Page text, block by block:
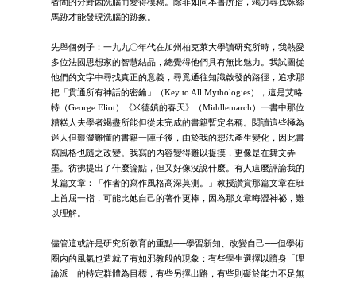
者間的分野因洗腦而變得模糊。除非如同本書所指，竭力尋找蛛絲
馬跡才能發現洗腦的跡象。
先舉個例子：一九九〇年代在加州柏克萊大學讀研究所時，我熱愛
多位法國思想家的智慧結晶，總覺得他們具有無比魅力。我試圖從
他們的文字中尋找真正的意義，尋覓通往知識啟發的路徑，追求那
把「貫通所有神話的密鑰」（Key to All Mythologies），這是艾略
特（George Eliot）《米德鎮的春天》（Middlemarch）一書中那位
糟糕人夫學者竭盡所能但從未完成的書籍暫定名稱。閱讀這些極為
迷人但艱澀難懂的書籍一陣子後，由於我的想法產生變化，因此書
寫風格也隨之改變。我寫的內容變得難以捉摸，更像是在舞文弄
墨。彷彿提出了什麼論點，但又好像沒說什麼。有人這麼評論我的
某篇文章：「作者的寫作風格高深莫測。」教授讚賞那篇文章在班
上首屈一指，可能比她自己的著作更棒，因為那文章晦澀神祕，難
以理解。
儘管這或許是研究所教育的重點──學習新知、改變自己──但學術
圈內的風氣也造就了有如邪教般的現象：有些學生選擇以躋身「理
論派」的特定群體為目標，有些另擇出路，有些則礙於能力不足無